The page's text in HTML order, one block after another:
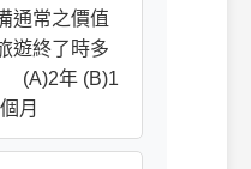
通常之價值
遊終了時多
(A)2年 (B)1
月